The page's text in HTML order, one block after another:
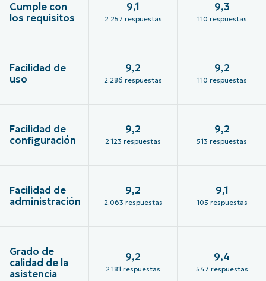
Cumple con
los requisitos
9,1
2.257 respuestas
9,3
110 respuestas
Facilidad de
uso
9,2
2.286 respuestas
9,2
110 respuestas
Facilidad de
configuración
9,2
2.123 respuestas
9,2
513 respuestas
Facilidad de
administración
9,2
2.063 respuestas
9,1
105 respuestas
Grado de
calidad de la
asistencia
9,2
2.181 respuestas
9,4
547 respuestas